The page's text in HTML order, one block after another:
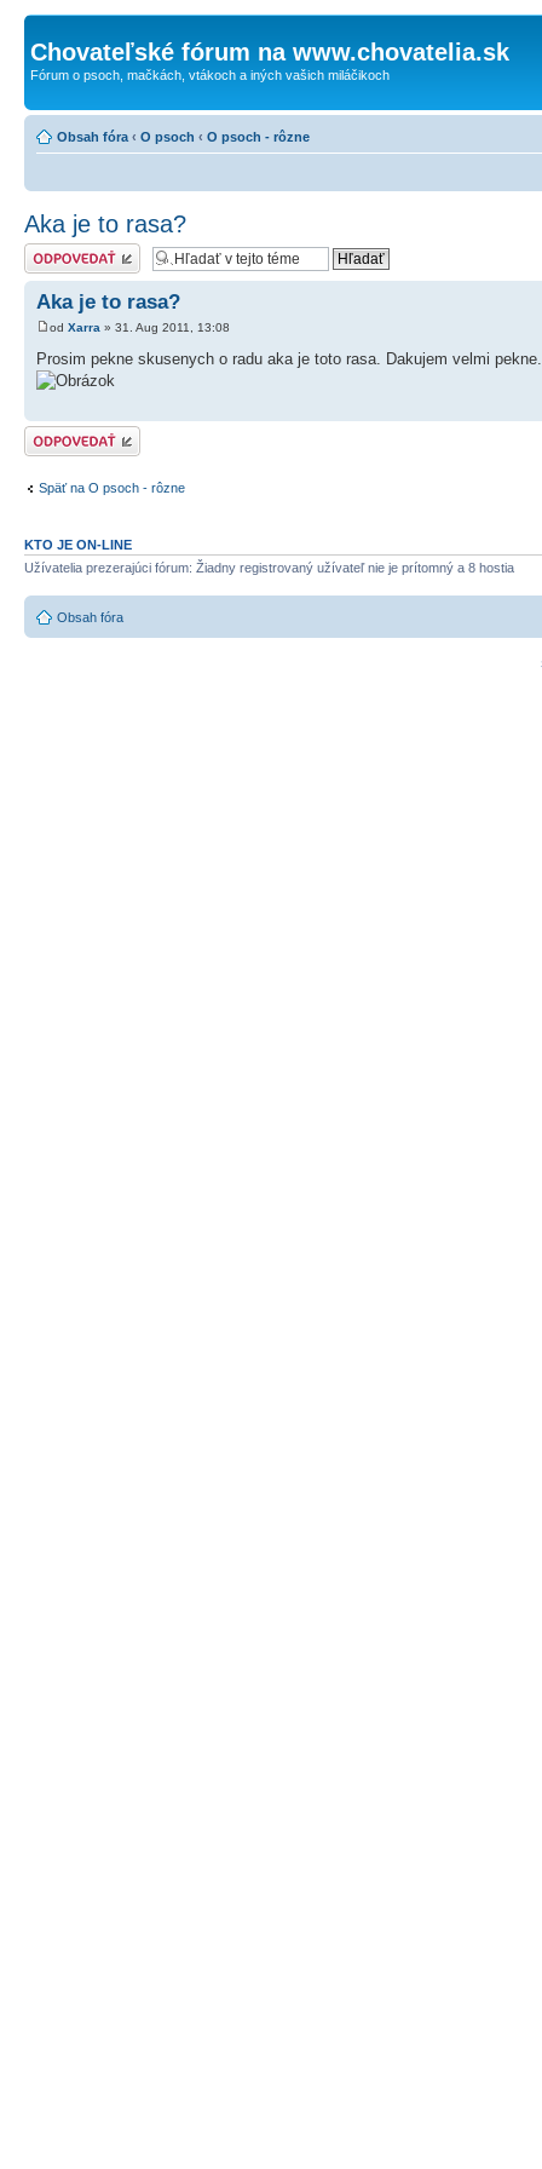
Chovateľské fórum na www.chovatelia.sk
Fórum o psoch, mačkách, vtákoch a iných vašich miláčikoch
Obsah fóra ‹ O psoch ‹ O psoch - rôzne
Aka je to rasa?
Odoslať odpoveď
Aka je to rasa?
od Xarra » 31. Aug 2011, 13:08
Prosim pekne skusenych o radu aka je toto rasa. Dakujem velmi pekne.
Odoslať odpoveď
Späť na O psoch - rôzne
KTO JE ON-LINE
Užívatelia prezerajúci fórum: Žiadny registrovaný užívateľ nie je prítomný a 8 hostia
Obsah fóra